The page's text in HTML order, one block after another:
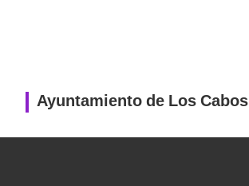
Ayuntamiento de Los Cabos